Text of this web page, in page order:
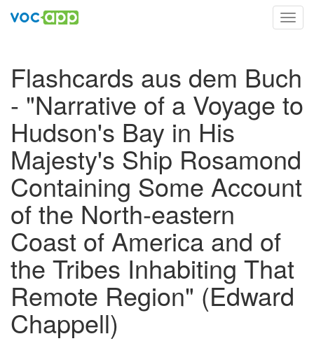
Flashcards aus dem Buch
- "Narrative of a Voyage to
Hudson's Bay in His
Majesty's Ship Rosamond
Containing Some Account
of the North-eastern
Coast of America and of
the Tribes Inhabiting That
Remote Region" (Edward
Chappell)